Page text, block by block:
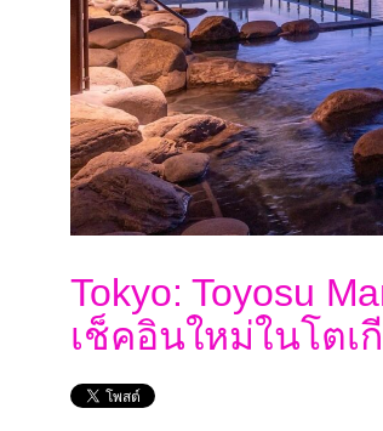
Tokyo: Toyosu
เช็คอินใหม่ในโตเ